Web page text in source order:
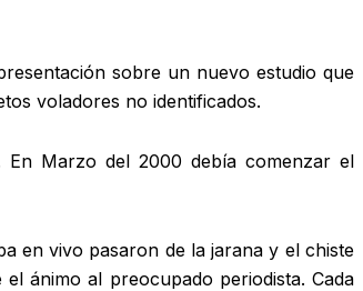
sobre un nuevo estudio que
voladores no identificados.
En Marzo del 2000 debía comenzar el
en vivo pasaron de la jarana y el chiste
ánimo al preocupado periodista. Cada